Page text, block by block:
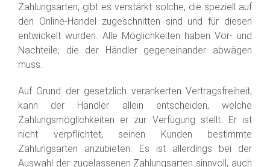
Zahlungsarten, gibt es verstärkt solche, die speziell auf
den Online-Handel zugeschnitten sind und für diesen
entwickelt wurden. Alle Möglichkeiten haben Vor- und
Nachteile, die der Händler gegeneinander abwägen
muss.
Auf Grund der gesetzlich verankerten Vertragsfreiheit,
kann der Händler allein entscheiden, welche
Zahlungsmöglichkeiten er zur Verfügung stellt. Er ist
nicht verpflichtet, seinen Kunden bestimmte
Zahlungsarten anzubieten. Es ist allerdings bei der
Auswahl der zugelassenen Zahlungsarten sinnvoll, auch